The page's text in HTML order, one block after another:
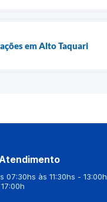
em Alto Taquari
Atendimento
07:30hs às 11:30hs - 13:00h